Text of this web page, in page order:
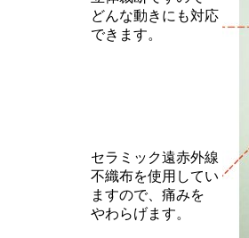
どんな動きにも対応
できます。
セラミック遠赤外線
不織布を使用してい
ますので、痛みを
やわらげます。